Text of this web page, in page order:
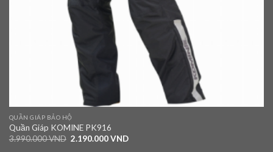
QUẦN GIÁP BẢO HỘ
Quần Giáp KOMINE PK916
3.990.000VND 2.190.000VND